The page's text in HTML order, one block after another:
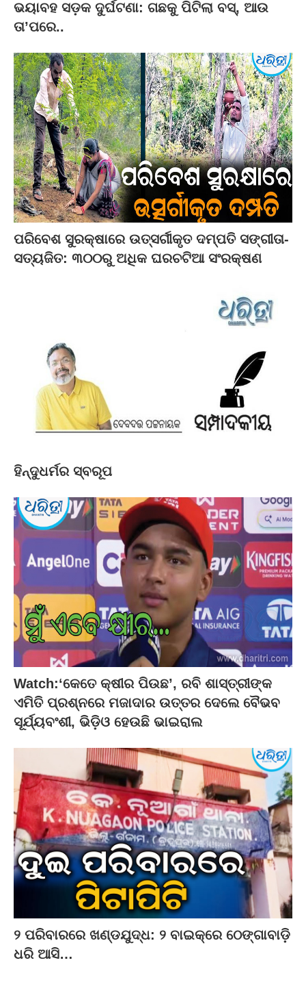
ଭୟାବହ ସଡ଼କ ଦୁର୍ଘଟଣା: ଗଛକୁ ପିଟିଲା ବସ୍‌, ଆଉ
ତା’ପରେ..
ପରିବେଶ ସୁରକ୍ଷାରେ ଉତ୍ସର୍ଗୀକୃତ ଦମ୍ପତି ସଙ୍ଗୀତା-
ସତ୍ୟଜିତ: ୩୦୦ରୁ ଅଧିକ ଘରଚଟିଆ ସଂରକ୍ଷଣ
ହିନ୍ଦୁଧର୍ମର ସ୍ବରୂପ
Watch:‘କେତେ କ୍ଷୀର ପିଉଛ’, ରବି ଶାସ୍ତ୍ରୀଙ୍କ
ଏମିତି ପ୍ରଶ୍ନରେ ମଜାଦାର ଉତ୍ତର ଦେଲେ ବୈଭବ
ସୂର୍ଯ୍ୟବଂଶୀ, ଭିଡ଼ିଓ ହେଉଛି ଭାଇରାଲ
୨ ପରିବାରରେ ଖଣ୍ଡଯୁଦ୍ଧ: ୨ ବାଇକ୍‌ରେ ଠେଙ୍ଗାବାଡ଼ି
ଧରି ଆସି…